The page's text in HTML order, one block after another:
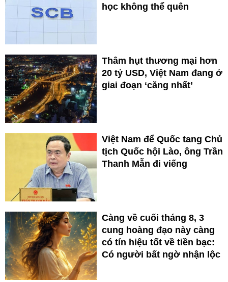
học không thể quên
Thâm hụt thương mại hơn
20 tỷ USD, Việt Nam đang ở
giai đoạn ‘căng nhất’
Việt Nam để Quốc tang Chủ
tịch Quốc hội Lào, ông Trần
Thanh Mẫn đi viếng
Càng về cuối tháng 8, 3
cung hoàng đạo này càng
có tín hiệu tốt về tiền bạc:
Có người bất ngờ nhận lộc